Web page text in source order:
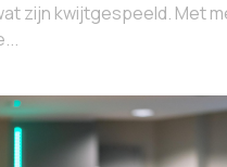
zijn kwijtgespeeld. Met